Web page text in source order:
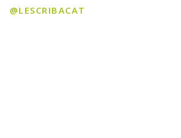
@LESCRIBACAT